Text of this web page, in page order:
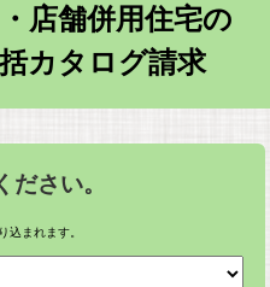
店舗併用住宅の
カタログ請求
ださい。
込まれます。